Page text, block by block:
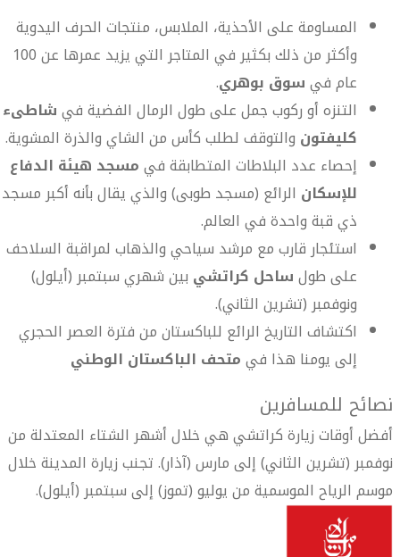
المساومة على الأحذية، الملابس، منتجات الحرف اليدوية
وأكثر من ذلك بكثير في المتاجر التي يزيد عمرها عن 100
عام فيسوق بوهري.
التنزه أو ركوب جمل على طول الرمال الفضية فيشاطىء
كليفتون والتوقف لطلب كأس من الشاي والذرة المشوية.
إحصاء عدد البلاطات المتطابقة فيمسجد هيئة الدفاع
للإسكان الرائع (مسجد طوبى) والذي يقال بأنه أكبر مسجد
ذي قبة واحدة في العالم.
استئجار قارب مع مرشد سياحي والذهاب لمراقبة السلاحف
على طولساحل كراتشي بين شهري سبتمبر (أيلول)
ونوفمبر (تشرين الثاني).
اكتشاف التاريخ الرائع للباكستان من فترة العصر الحجري
إلى يومنا هذا فيمتحف الباكستان الوطني
نصائح للمسافرين
أفضل أوقات زيارة كراتشي هي خلال أشهر الشتاء المعتدلة من
نوفمبر (تشرين الثاني) إلى مارس (آذار). تجنب زيارة المدينة خلال
موسم الرياح الموسمية من يوليو (تموز) إلى سبتمبر (أيلول).